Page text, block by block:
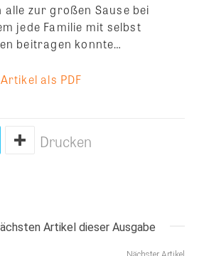
zur großen Sause bei
jede Familie mit selbst
beitragen konnte…
als PDF
Drucken
Artikel dieser Ausgabe